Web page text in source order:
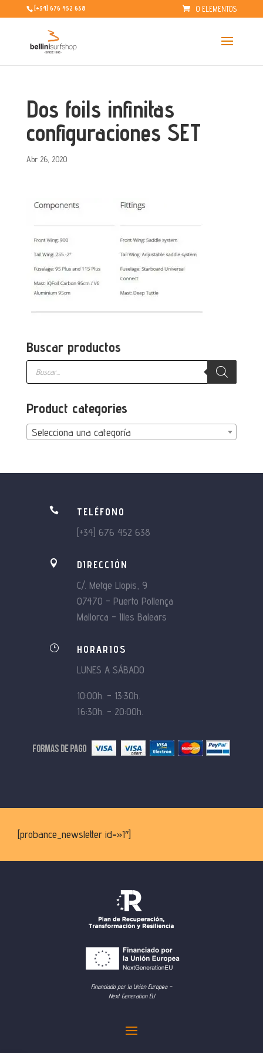
[+34] 676 452 638 0 ELEMENTOS
Dos foils infinitas
configuraciones SET
Abr 26, 2020
Buscar productos
Búsqueda
productos
Product categories
Selecciona una categoría

TELÉFONO
[+34] 676 452 638

DIRECCIÓN
C/. Metge Llopis, 9
07470 – Puerto Pollença
Mallorca – Illes Balears
}
HORARIOS
LUNES A SÁBADO
10:00h. – 13:30h.
16:30h. – 20:00h.
[probance_newsletter id=»1″]
Financiado por la Unión Europea –
Next Generation EU